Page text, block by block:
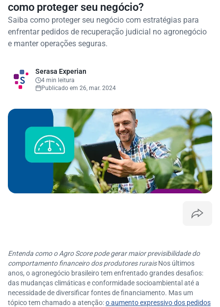
como proteger seu negócio?
Saiba como proteger seu negócio com estratégias para
enfrentar pedidos de recuperação judicial no agronegócio
e manter operações seguras.
Serasa Experian
4 min leitura
Publicado em 26, mar. 2024
Entenda como o Agro Score pode gerar maior previsibilidade do
comportamento financeiro dos produtores ruraisNos últimos
anos, o agronegócio brasileiro tem enfrentado grandes desafios:
das mudanças climáticas e conformidade socioambiental até a
necessidade de diversificar fontes de financiamento. Mas um
tópico tem chamado a atenção:o aumento expressivo dos pedidos